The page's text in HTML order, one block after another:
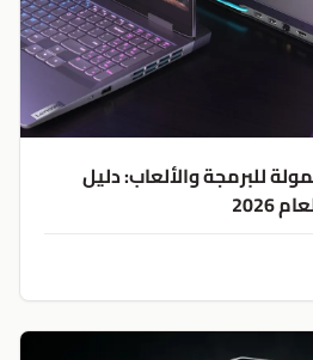
للبرمجة والألعاب: دليل